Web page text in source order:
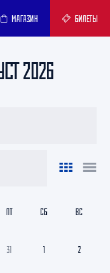
МАГАЗИН БИЛЕТЫ
2026
31 1 2
ПТ СБ ВС